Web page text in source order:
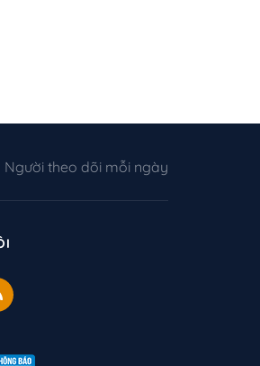
Người theo dõi mỗi ngày